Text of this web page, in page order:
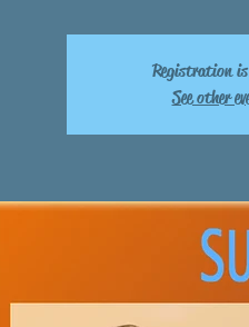
Registration is
See other